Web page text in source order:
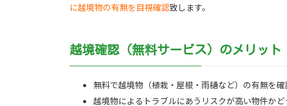
に越境物の有無を目視確認致します。
越境確認（無料サービス）のメリット
無料で越境物（植栽・屋根・雨樋など）の有無を確
越境物によるトラブルにあうリスクが高い物件かど